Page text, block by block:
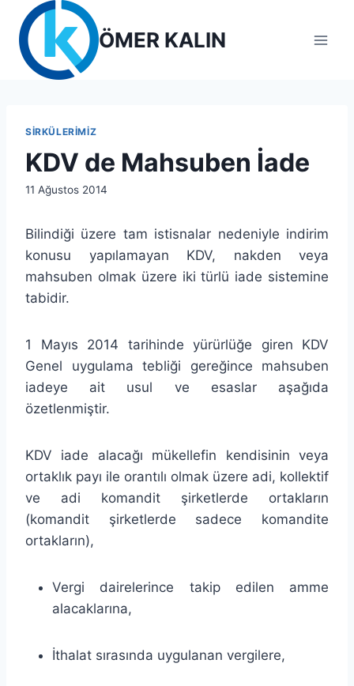
content
ÖMER KALIN
SIRKÜLERIMIZ
KDV de Mahsuben İade
By
11 Ağustos 2014
Bilindiği üzere tam istisnalar nedeniyle indirim
konusu yapılamayan KDV, nakden veya
mahsuben olmak üzere iki türlü iade sistemine
tabidir.
1 Mayıs 2014 tarihinde yürürlüğe giren KDV
Genel uygulama tebliği gereğince mahsuben
iadeye ait usul ve esaslar aşağıda
özetlenmiştir.
KDV iade alacağı mükellefin kendisinin veya
ortaklık payı ile orantılı olmak üzere adi, kollektif
ve adi komandit şirketlerde ortakların
(komandit şirketlerde sadece komandite
ortakların),
Vergi dairelerince takip edilen amme
alacaklarına,
İthalat sırasında uygulanan vergilere,